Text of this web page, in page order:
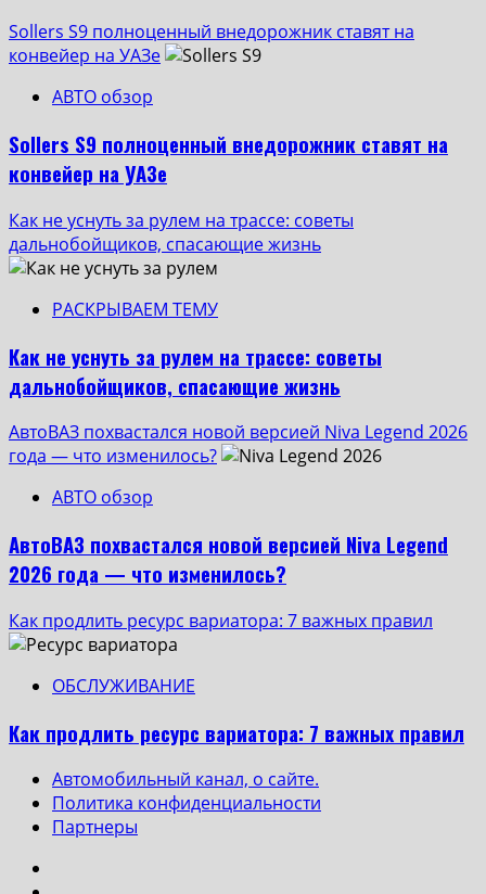
Sollers S9 полноценный внедорожник ставят на
конвейер на УАЗе
АВТО обзор
Sollers S9 полноценный внедорожник ставят на
конвейер на УАЗе
Как не уснуть за рулем на трассе: советы
дальнобойщиков, спасающие жизнь
РАСКРЫВАЕМ ТЕМУ
Как не уснуть за рулем на трассе: советы
дальнобойщиков, спасающие жизнь
АвтоВАЗ похвастался новой версией Niva Legend 2026
года — что изменилось?
АВТО обзор
АвтоВАЗ похвастался новой версией Niva Legend
2026 года — что изменилось?
Как продлить ресурс вариатора: 7 важных правил
ОБСЛУЖИВАНИЕ
Как продлить ресурс вариатора: 7 важных правил
Автомобильный канал, о сайте.
Политика конфиденциальности
Партнеры